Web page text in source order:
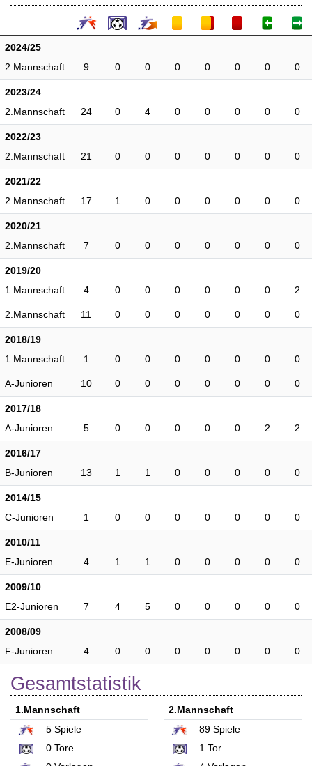
2024/25
2.Mannschaft
9 0 0 0 0 0 0 0
2023/24
2.Mannschaft
24 0 4 0 0 0 0 0
2022/23
2.Mannschaft
21 0 0 0 0 0 0 0
2021/22
2.Mannschaft
17 1 0 0 0 0 0 0
2020/21
2.Mannschaft
7 0 0 0 0 0 0 0
2019/20
1.Mannschaft
4 0 0 0 0 0 0 2
2.Mannschaft 11 0 0 0 0 0 0 0
2018/19
1.Mannschaft
1 0 0 0 0 0 0 0
A-Junioren 10 0 0 0 0 0 0 0
2017/18
A-Junioren
5 0 0 0 0 0 2 2
2016/17
B-Junioren
13 1 1 0 0 0 0 0
2014/15
C-Junioren
1 0 0 0 0 0 0 0
2010/11
E-Junioren
4 1 1 0 0 0 0 0
2009/10
E2-Junioren
7 4 5 0 0 0 0 0
2008/09
F-Junioren
4 0 0 0 0 0 0 0
Gesamtstatistik
1.Mannschaft
5 Spiele
0 Tore
2.Mannschaft
89Spiele
1 Tor